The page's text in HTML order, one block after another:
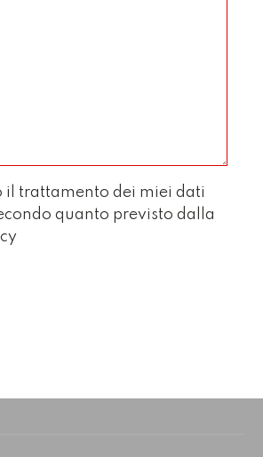
il trattamento dei miei dati
quanto previsto dalla